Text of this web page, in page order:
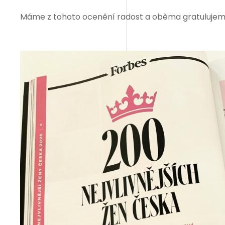
Máme z tohoto ocenění radost a oběma